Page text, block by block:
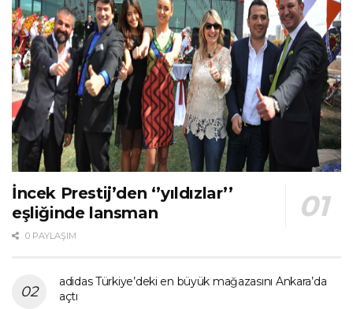
İncek Prestij’den ‘’yıldızlar’’
eşliğinde lansman
0 PAYLAŞIM
adidas Türkiye’deki en büyük mağazasını Ankara’da
açtı